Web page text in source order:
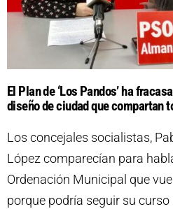
El Plan de ‘Los Pandos’ ha
diseño de ciudad que compartan
Los concejales socialistas,
López comparecían para
Ordenación Municipal que
porque podría seguir su